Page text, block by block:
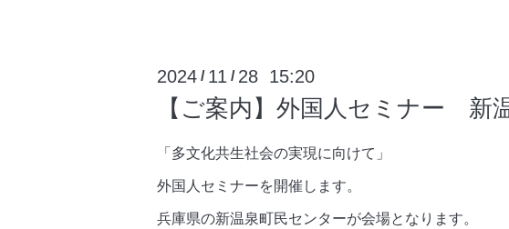
2024 / 11 / 28 15:20
【ご案内】外国人セミナー 新
「多文化共生社会の実現に向けて」
外国人セミナーを開催します。
兵庫県の新温泉町民センターが会場となります。